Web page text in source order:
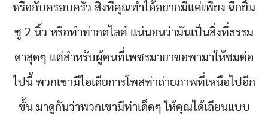
หรือกับครอบครัว สิ่งที่คุณทำได้อยากมีแค่เพียง ฉีกยิ้ม
ชู 2 นิ้ว หรือทำท่ากดไลค์ แน่นอนว่ามันเป็นสิ่งที่ธรรม
ดาสุดๆ แต่สำหรับผู้คนที่เพชรมายาขอพามาให้ชมต่อ
ไปนี้ พวกเขามีไอเดียการโพสท่าถ่ายภาพที่เหนือไปอีก
ขั้น มาดูกันว่าพวกเขามีท่าเด็ดๆ ให้คุณได้เลียนแบบ